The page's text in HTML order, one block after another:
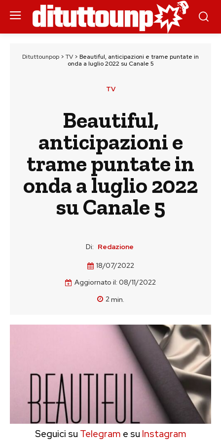
Dituttounpop > TV > Beautiful, anticipazioni e trame puntate in
onda a luglio 2022 su Canale 5
TV
Beautiful,
anticipazioni e
trame puntate in
onda a luglio 2022
su Canale 5
Di: Redazione
18/07/2022
Aggiornato il: 08/11/2022
2min.
Seguici su Telegram e su Instagram